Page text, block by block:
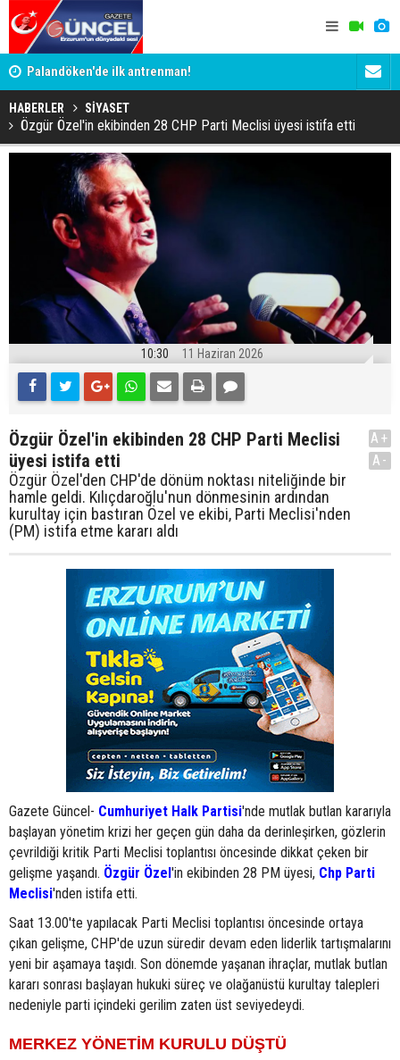
Palandöken'de ilk antrenman! Kaptan
HABERLER SİYASET
Özgür Özel'in ekibinden 28 CHP Parti Meclisi üyesi istifa etti
10:30 11 Haziran 2026
Özgür Özel'in ekibinden 28 CHP Parti Meclisi
üyesi istifa etti
Özgür Özel'den CHP'de dönüm noktası niteliğinde bir
hamle geldi. Kılıçdaroğlu'nun dönmesinin ardından
kurultay için bastıran Özel ve ekibi, Parti Meclisi'nden
(PM) istifa etme kararı aldı
A+
A-
Gazete Güncel- Cumhuriyet Halk Partisi'nde mutlak butlan kararıyla
başlayan yönetim krizi her geçen gün daha da derinleşirken, gözlerin
çevrildiği kritik Parti Meclisi toplantısı öncesinde dikkat çeken bir
gelişme yaşandı. Özgür Özel'in ekibinden 28 PM üyesi, Chp Parti
Meclisi'nden istifa etti.
Saat 13.00'te yapılacak Parti Meclisi toplantısı öncesinde ortaya
çıkan gelişme, CHP'de uzun süredir devam eden liderlik tartışmalarını
yeni bir aşamaya taşıdı. Son dönemde yaşanan ihraçlar, mutlak butlan
kararı sonrası başlayan hukuki süreç ve olağanüstü kurultay talepleri
nedeniyle parti içindeki gerilim zaten üst seviyedeydi.
MERKEZ YÖNETİM KURULU DÜŞTÜ